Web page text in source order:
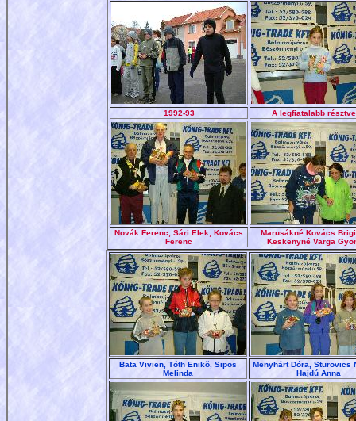
1992-93 A legfiatalabb
Novák Ferenc, Sári Elek, Kovács
Ferenc
Marusákné Kovács
Keskenyné Varga
Bata Vivien, Tóth Enikõ, Sipos
Melinda
Menyhárt Dóra, Sturovics
Hajdú Anna